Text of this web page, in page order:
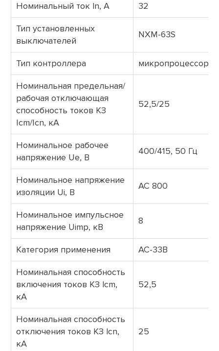
Номинальный ток ln, А 32
Тип установленных
выключателей
NXM-63S
Тип контроллера
Номинальная предельная/
рабочая отключающая
способность токов КЗ
Icm/Icn, кА
52,5/25
Номинальное рабочее
напряжение Uе, В
400/415, 50 Гц
Номинальное напряжение
изоляции Ui, B
АС 800
Номинальное импульсное
напряжение Uimp, кВ
8
Категория применения АС-33В
Номинальная способность
включения токов КЗ lcm,
кА
52,5
Номинальная способность
отключения токов КЗ lcn,
кА
25